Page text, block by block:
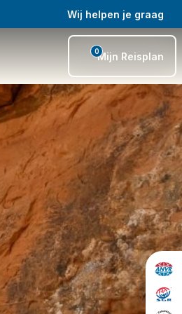
Wij helpen je graag
0Mijn Reisplan